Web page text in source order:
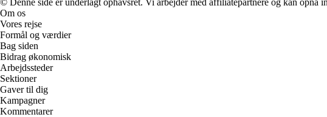
© Denne side er underlagt ophavsret. Vi arbejder med affiliatepartnere og kan
Om os
Vores rejse
Formål og værdier
Bag siden
Bidrag økonomisk
Arbejdssteder
Sektioner
Gaver til dig
Kampagner
Kommentarer